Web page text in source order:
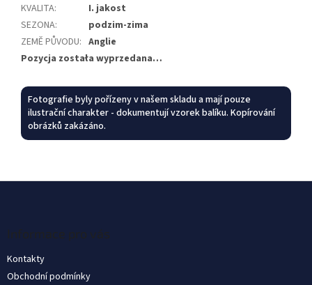
KVALITA:
I. jakost
SEZONA:
podzim-zima
ZEMĚ PŮVODU: Anglie
Pozycja została wyprzedana…
Fotografie byly pořízeny v našem skladu a mají pouze
ilustrační charakter - dokumentují vzorek balíku. Kopírování
obrázků zakázáno.
Informace pro vás
Kontakty
Obchodní podmínky